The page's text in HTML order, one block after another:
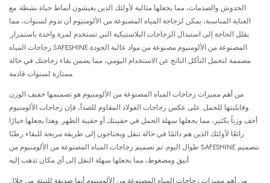
الخدوش والصدمات، مما يجعلها مثالية لأولئك الذين يعيشون أنماط حياة نشطة. مع
العناية المناسبة، يمكن لزجاجة المياه المصنوعة من الألومنيوم أن تدوم لسنوات، مما
يقلل الحاجة إلى استبدال الزجاجات البلاستيكية التي تستخدم لمرة واحدة باستمرار.
زجاجات المياه SAFESHINE المصنوعة من الألومنيوم مصنوعة من مواد عالية الجودة
مصممة لتحمل التآكل الناتج عن الاستخدام اليومي، مما يضمن بقاء زجاجتك في حالة
ممتازة لسنوات قادمة.
من أهم مميزات زجاجات المياه المصنوعة من الألومنيوم هو تصميمها خفيف الوزن
وقابليتها للحمل. على عكس زجاجات الفولاذ المقاوم للصدأ، فإن زجاجات الألومنيوم
أخف وزناً بكثير، مما يجعلها سهلة الحمل في حقيبتك أو حقيبة الظهر. وهذا يجعلها خيارًا
رائعًا لأولئك الذين هم دائمًا في حالة تنقل ويحتاجون إلى طريقة مريحة للبقاء رطبًا
طوال اليوم. تم تصميم زجاجات المياه المصنوعة من الألومنيوم من SAFESHINE بتصميم
أنيق ومضغوط، مما يجعلها سهلة النقل إلى أي مكان تذهب إليه.
من أهم مميزات زجاجات المياه المصنوعة من الألومنيوم أنها صديقة للبيئة. من خلال